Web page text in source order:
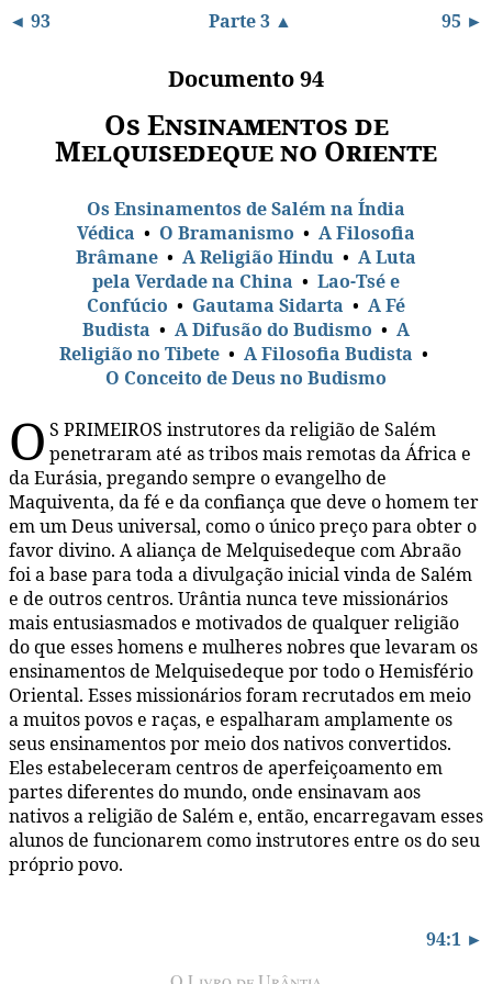
◄ 93 Parte 3 ▲ 95 ►
Documento 94
Os Ensinamentos de
Melquisedeque no Oriente
Os Ensinamentos de Salém na Índia
Védica • O Bramanismo • A Filosofia
Brâmane • A Religião Hindu • A Luta
pela Verdade na China • Lao-Tsé e
Confúcio • Gautama Sidarta • A Fé
Budista • A Difusão do Budismo • A
Religião no Tibete • A Filosofia Budista •
O Conceito de Deus no Budismo
O S PRIMEIROS instrutores da religião de Salém
penetraram até as tribos mais remotas da África e
da Eurásia, pregando sempre o evangelho de
Maquiventa, da fé e da confiança que deve o homem ter
em um Deus universal, como o único preço para obter o
favor divino. A aliança de Melquisedeque com Abraão
foi a base para toda a divulgação inicial vinda de Salém
e de outros centros. Urântia nunca teve missionários
mais entusiasmados e motivados de qualquer religião
do que esses homens e mulheres nobres que levaram os
ensinamentos de Melquisedeque por todo o Hemisfério
Oriental. Esses missionários foram recrutados em meio
a muitos povos e raças, e espalharam amplamente os
seus ensinamentos por meio dos nativos convertidos.
Eles estabeleceram centros de aperfeiçoamento em
partes diferentes do mundo, onde ensinavam aos
nativos a religião de Salém e, então, encarregavam esses
alunos de funcionarem como instrutores entre os do seu
próprio povo.
94:1 ►